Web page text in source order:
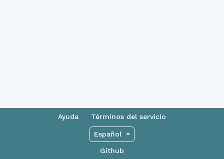
Ayuda Términos del servicio
Español
Github